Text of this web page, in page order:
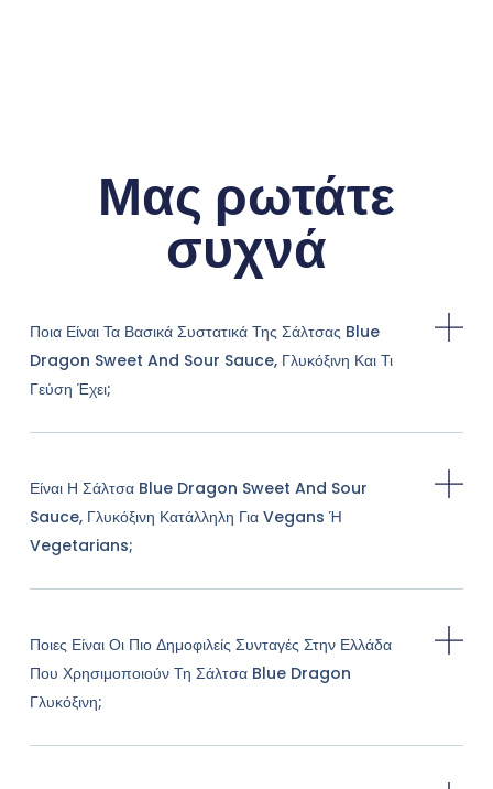
Μας ρωτάτε
συχνά
Ποια Είναι Τα Βασικά Συστατικά Της Σάλτσας Blue
Dragon Sweet And Sour Sauce, Γλυκόξινη Και Τι
Γεύση Έχει;
Είναι Η Σάλτσα Blue Dragon Sweet And Sour
Sauce, Γλυκόξινη Κατάλληλη Για Vegans Ή
Vegetarians;
Ποιες Είναι Οι Πιο Δημοφιλείς Συνταγές Στην Ελλάδα
Που Χρησιμοποιούν Τη Σάλτσα Blue Dragon
Γλυκόξινη;